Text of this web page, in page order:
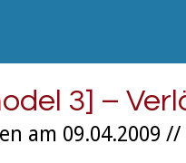
3] –
am 09.04.2009 //